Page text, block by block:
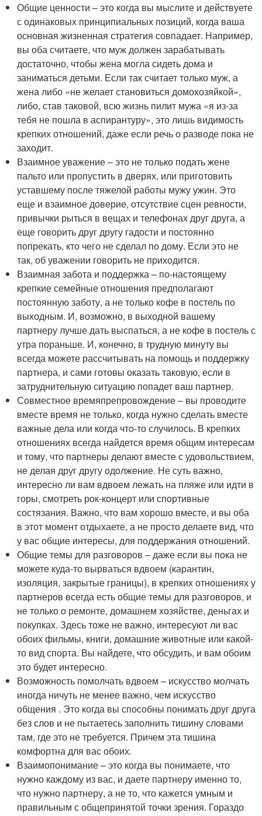
Общие ценности – это когда вы мыслите и действуете
с одинаковых принципиальных позиций, когда ваша
основная жизненная стратегия совпадает. Например,
вы оба считаете, что муж должен зарабатывать
достаточно, чтобы жена могла сидеть дома и
заниматься детьми. Если так считает только муж, а
жена либо «не желает становиться домохозяйкой»,
либо, став таковой, всю жизнь пилит мужа «я из-за
тебя не пошла в аспирантуру», это лишь видимость
крепких отношений, даже если речь о разводе пока не
заходит.
Взаимное уважение – это не только подать жене
пальто или пропустить в дверях, или приготовить
уставшему после тяжелой работы мужу ужин. Это
еще и взаимное доверие, отсутствие сцен ревности,
привычки рыться в вещах и телефонах друг друга, а
еще говорить друг другу гадости и постоянно
попрекать, кто чего не сделал по дому. Если это не
так, об уважении говорить не приходится.
Взаимная забота и поддержка – по-настоящему
крепкие семейные отношения предполагают
постоянную заботу, а не только кофе в постель по
выходным. И, возможно, в выходной вашему
партнеру лучше дать выспаться, а не кофе в постель с
утра пораньше. И, конечно, в трудную минуту вы
всегда можете рассчитывать на помощь и поддержку
партнера, и сами готовы оказать таковую, если в
затруднительную ситуацию попадет ваш партнер.
Совместное времяпрепровождение – вы проводите
вместе время не только, когда нужно сделать вместе
важные дела или когда что-то случилось. В крепких
отношениях всегда найдется время общим интересам
и тому, что партнеры делают вместе с удовольствием,
не делая друг другу одолжение. Не суть важно,
интересно ли вам вдвоем лежать на пляже или идти в
горы, смотреть рок-концерт или спортивные
состязания. Важно, что вам хорошо вместе, и вы оба
в этот момент отдыхаете, а не просто делаете вид, что
у вас общие интересы, для поддержания отношений.
Общие темы для разговоров – даже если вы пока не
можете куда-то вырваться вдвоем (карантин,
изоляция, закрытые границы), в крепких отношениях у
партнеров всегда есть общие темы для разговоров, и
не только о ремонте, домашнем хозяйстве, деньгах и
покупках. Здесь тоже не важно, интересуют ли вас
обоих фильмы, книги, домашние животные или какой-
то вид спорта. Вы найдете, что обсудить, и вам обоим
это будет интересно.
Возможность помолчать вдвоем – искусство молчать
иногда ничуть не менее важно, чем искусство
общения . Это когда вы способны понимать друг друга
без слов и не пытаетесь заполнить тишину словами
там, где это не требуется. Причем эта тишина
комфортна для вас обоих.
Взаимопонимание – это когда вы понимаете, что
нужно каждому из вас, и даете партнеру именно то,
что нужно партнеру, а не то, что кажется умным и
правильным с общепринятой точки зрения. Гораздо